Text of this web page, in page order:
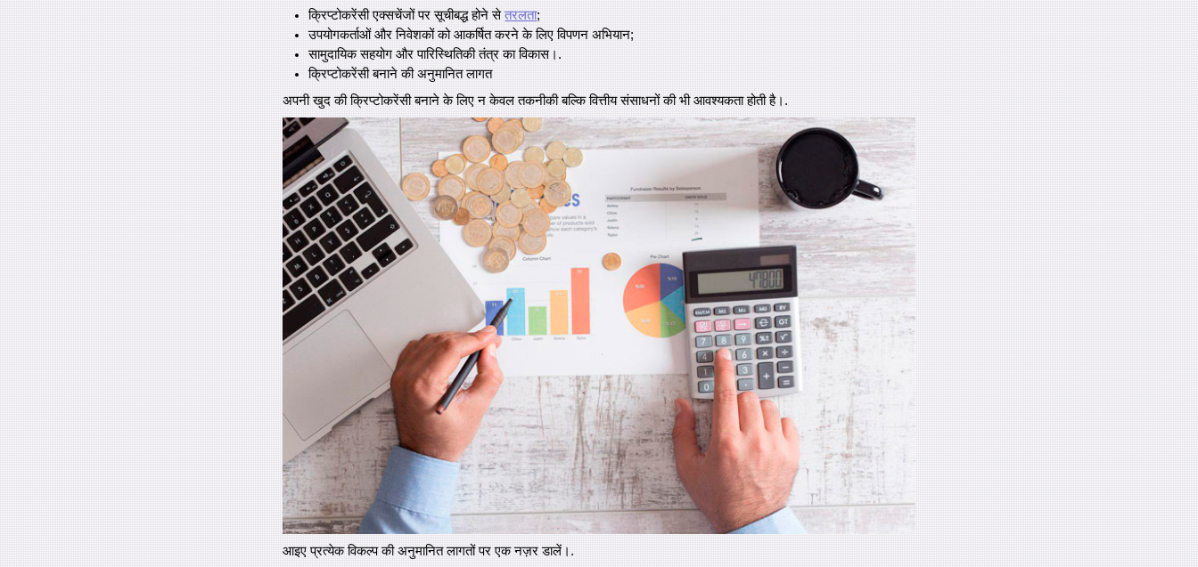
क्रिप्टोकरेंसी एक्सचेंजों पर सूचीबद्ध होने सेतरलता;
उपयोगकर्ताओं और निवेशकों को आकर्षित करने के लिए विपणन अभियान;
सामुदायिक सहयोग और पारिस्थितिकी तंत्र का विकास।.
क्रिप्टोकरेंसी बनाने की अनुमानित लागत
अपनी खुद की क्रिप्टोकरेंसी बनाने के लिए न केवल तकनीकी बल्कि वित्तीय संसाधनों की भी आवश्यकता होती है।.
आइए प्रत्येक विकल्प की अनुमानित लागतों पर एक नज़र डालें।.